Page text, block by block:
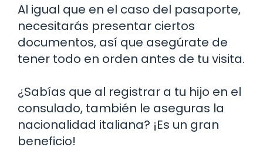
Al igual que en el caso del pasaporte,
necesitarás presentar ciertos
documentos, así que asegúrate de
tener todo en orden antes de tu visita.
¿Sabías que al registrar a tu hijo en el
consulado, también le aseguras la
nacionalidad italiana? ¡Es un gran
beneficio!